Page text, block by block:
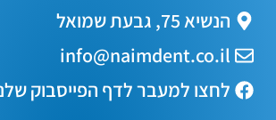
הנשיא 75, גבעת שמואל
info@naimdent.co.il
לחצו למעבר לדף הפייסבוק